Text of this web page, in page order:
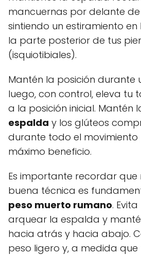
mancuernas por delante de
sintiendo un estiramiento en
la parte posterior de tus
(isquiotibiales).
Mantén la posición durante
luego, con control, eleva tu
a la posición inicial. Mantén
espalda y los glúteos
durante todo el
máximo beneficio.
Es importante recordar que
buena técnica es
peso muerto rumano.
arquear la espalda y
hacia atrás y hacia abajo.
peso ligero y, a medida que